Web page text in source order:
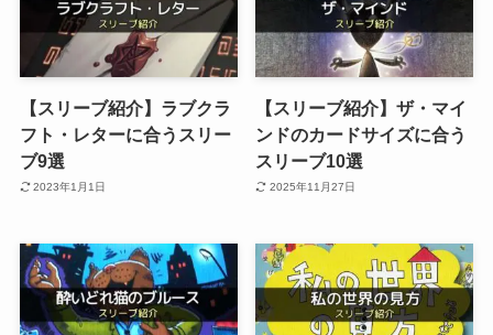
【スリーブ紹介】ラブクラ
フト・レターに合うスリー
ブ9選
2023年1月1日
【スリーブ紹介】ザ・マイ
ンドのカードサイズに合う
スリーブ10選
2025年11月27日